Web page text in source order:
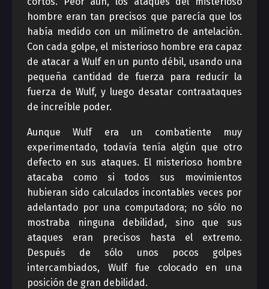
hombre eran tan precisos que parecía que los
había medido con un milímetro de antelación.
Con cada golpe, el misterioso hombre era capaz
de atacar a Wulf en un punto débil, usando una
pequeña cantidad de fuerza para reducir la
fuerza de Wulf, y luego desatar contraataques
de increíble poder.
Aunque Wulf era un combatiente muy
experimentado, todavía tenía algún que otro
defecto en sus ataques. El misterioso hombre
atacaba como si todos sus movimientos
hubieran sido calculados incontables veces por
adelantado por una computadora; no sólo no
mostraba ninguna debilidad, sino que sus
ataques eran precisos hasta el extremo.
Después de sólo unos pocos golpes
intercambiados, Wulf fue colocado en una
posición de gran debilidad.